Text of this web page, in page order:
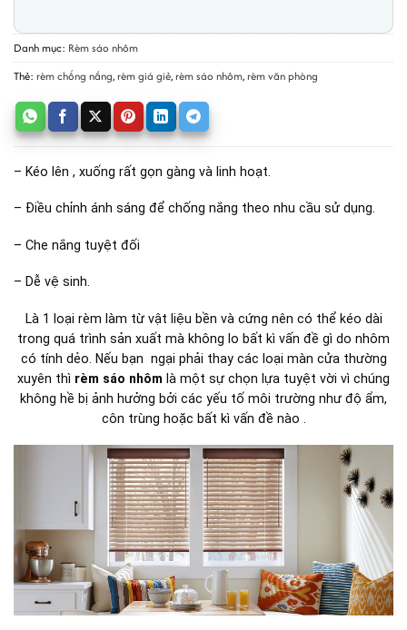
Danh mục: Rèm sáo nhôm
Thẻ: rèm chống nắng,rèm giá giẻ,rèm sáo nhôm,rèm văn phòng
– Kéo lên , xuống rất gọn gàng và linh hoạt.
– Điều chỉnh ánh sáng để chống nắng theo nhu cầu sử dụng.
– Che nắng tuyệt đối
– Dễ vệ sinh.
Là 1 loại rèm làm từ vật liệu bền và cứng nên có thể kéo dài
trong quá trình sản xuất mà không lo bất kì vấn đề gì do nhôm
có tính dẻo. Nếu bạn ngại phải thay các loại màn cửa thường
xuyên thì rèm sáo nhôm là một sự chọn lựa tuyệt vời vì chúng
không hề bị ảnh hưởng bởi các yếu tố môi trường như độ ẩm,
côn trùng hoặc bất kì vấn đề nào .